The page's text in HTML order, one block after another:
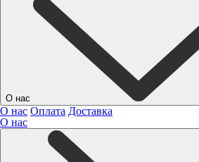
О нас
О нас Оплата Доставка
О нас